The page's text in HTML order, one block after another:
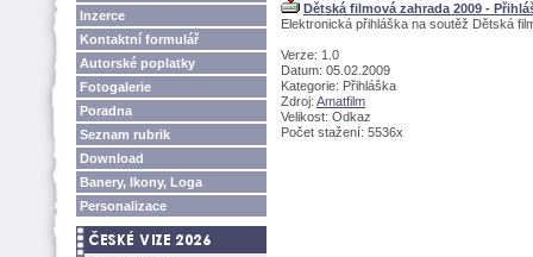
Inzerce
Kontaktní formulář
Autorské poplatky
Fotogalerie
Poradna
Seznam rubrik
Download
Banery, Ikony, Loga
Personalizace
Dětská filmová zahrada 2009 -
Elektronická přihláška na soutěž Dětská
Verze: 1.0
Datum: 05.02.2009
Kategorie: Přihláška
Zdroj: Amatfilm
Velikost: Odkaz
Počet stažení: 5536x